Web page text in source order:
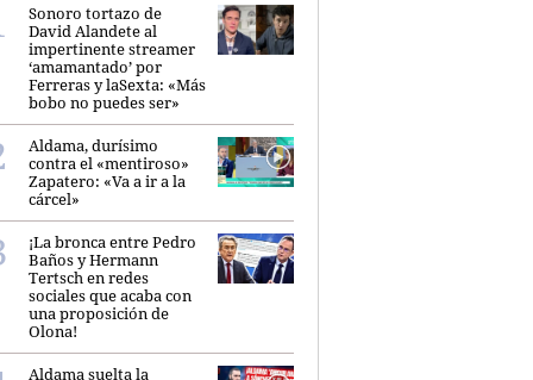
Sonoro tortazo de
David Alandete al
impertinente streamer
‘amamantado’ por
Ferreras y laSexta: «Más
bobo no puedes ser»
Aldama, durísimo
contra el «mentiroso»
Zapatero: «Va a ir a la
cárcel»
¡La bronca entre Pedro
Baños y Hermann
Tertsch en redes
sociales que acaba con
una proposición de
Olona!
Aldama suelta la